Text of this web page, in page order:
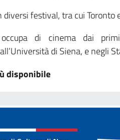
festival, tra cui Toronto
di cinema dai
di Siena, e negli
disponibile